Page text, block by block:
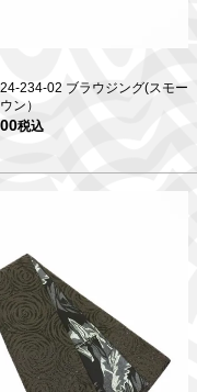
234-02 ブラウジング(スモー
ン）
税込